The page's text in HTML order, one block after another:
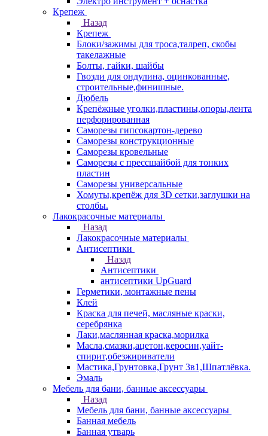
Крепеж
Назад
Крепеж
Блоки/зажимы для троса,талреп, скобы
такелажные
Болты, гайки, шайбы
Гвозди для ондулина, оцинкованные,
строительные,финишные.
Дюбель
Крепёжные уголки,пластины,опоры,лента
перфорированная
Саморезы гипсокартон-дерево
Саморезы конструкционные
Саморезы кровельные
Саморезы с прессшайбой для тонких
пластин
Саморезы универсальные
Хомуты,крепёж для 3D сетки,заглушки на
столбы.
Лакокрасочные материалы
Назад
Лакокрасочные материалы
Антисептики
Назад
Антисептики
антисептики UpGuard
Герметики, монтажные пены
Клей
Краска для печей, масляные краски,
серебрянка
Лаки,маслянная краска,морилка
Масла,смазки,ацетон,керосин,уайт-
спирит,обезжириватели
Мастика,Грунтовка,Грунт 3в1,Шпатлёвка.
Эмаль
Мебель для бани, банные аксессуары
Назад
Мебель для бани, банные аксессуары
Банная мебель
Банная утварь